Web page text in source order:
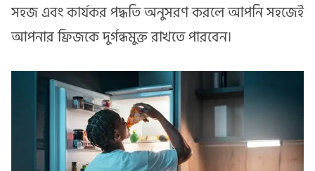
সহজ এবং কার্যকর পদ্ধতি অনুসরণ করলে আপনি সহজেই
আপনার ফ্রিজকে দুর্গন্ধমুক্ত রাখতে পারবেন।